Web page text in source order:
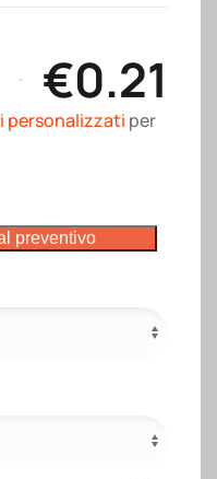
€0.21
personalizzati per
preventivo